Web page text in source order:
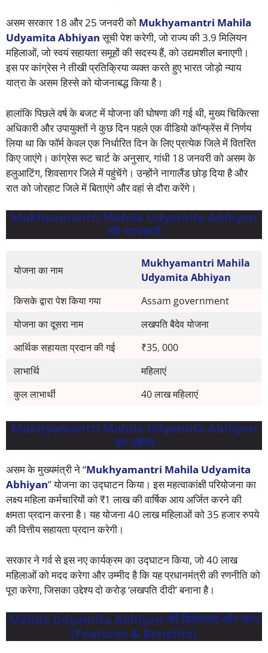
असम सरकार 18 और 25 जनवरी को Mukhyamantri Mahila
Udyamita Abhiyanसूची पेश करेगी, जो राज्य की 3.9 मिलियन
महिलाओं, जो स्वयं सहायता समूहों की सदस्य हैं, को उद्यमशील बनाएगी।
इस पर कांग्रेस ने तीखी प्रतिक्रिया व्यक्त करते हुए भारत जोड़ो न्याय
यात्रा के असम हिस्से को योजनाबद्ध किया है।
हालांकि पिछले वर्ष के बजट में योजना की घोषणा की गई थी, मुख्य चिकित्सा
अधिकारी और उपायुक्तों ने कुछ दिन पहले एक वीडियो कॉन्फ्रेंस में निर्णय
लिया था कि फॉर्म केवल एक निर्धारित दिन के लिए प्रत्येक जिले में वितरित
किए जाएंगे। कांग्रेस रूट चार्ट के अनुसार, गांधी 18 जनवरी को असम के
हलुआटिंग, शिवसागर जिले में पहुंचेंगे। उन्होंने नागालैंड छोड़ दिया है और
रात को जोरहाट जिले में बिताएंगे और वहां से दौरा करेंगे।
Mukhyamantri Mahila Udyamita Abhiyan
की जानकारी
योजना का नाम
Mukhyamantri Mahila
Udyamita Abhiyan
किसके द्वारा पेश किया गया
Assam government
योजना का दूसरा नाम
लखपति बैदेव योजना
आर्थिक सहायता प्रदान की गई
₹35, 000
लाभार्थि
महिलाएं
कुल लाभार्थी
40 लाख महिलाएं
Mukhyamantri Mahila Udyamita Abhiyan
का उद्देश्य
असम के मुख्यमंत्री ने “Mukhyamantri Mahila Udyamita
Abhiyan” योजना का उद्घाटन किया। इस महत्वाकांक्षी परियोजना का
लक्ष्य महिला कर्मचारियों को ₹1 लाख की वार्षिक आय अर्जित करने की
क्षमता प्रदान करना है। यह योजना 40 लाख महिलाओं को 35 हजार रुपये
की वित्तीय सहायता प्रदान करेगी।
सरकार ने गर्व से इस नए कार्यक्रम का उद्घाटन किया, जो 40 लाख
महिलाओं को मदद करेगा और उम्मीद है कि यह प्रधानमंत्री की रणनीति को
पूरा करेगा, जिसका उद्देश्य दो करोड़ ‘लखपति दीदी’ बनाना है।
Mahila Udyamita Abhiyan की विशेषताएं और लाभ
(Features & Benefits)